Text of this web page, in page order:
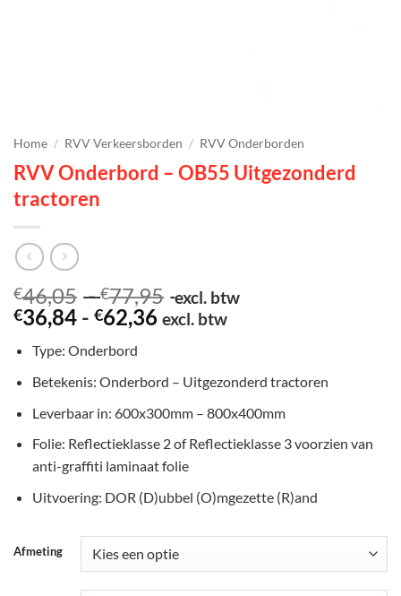
Home / RVV Verkeersborden / RVV Onderborden
RVV Onderbord – OB55 Uitgezonderd
tractoren
€46,05 - €77,95 Prijsklasse:
€46,05
excl. btw
€36,84 - €62,36Prijsklasse:
€62,36
excl. btw
Type: Onderbord
Betekenis: Onderbord – Uitgezonderd tractoren
Leverbaar in: 600x300mm – 800x400mm
Folie: Reflectieklasse 2 of Reflectieklasse 3 voorzien van
anti-graffiti laminaat folie
Uitvoering: DOR (D)ubbel (O)mgezette (R)and
Afmeting